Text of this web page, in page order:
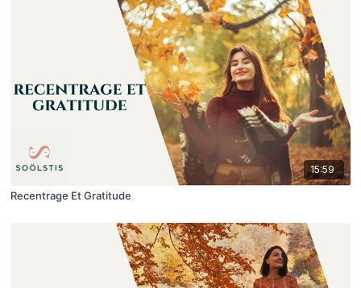
15:59
Recentrage Et Gratitude